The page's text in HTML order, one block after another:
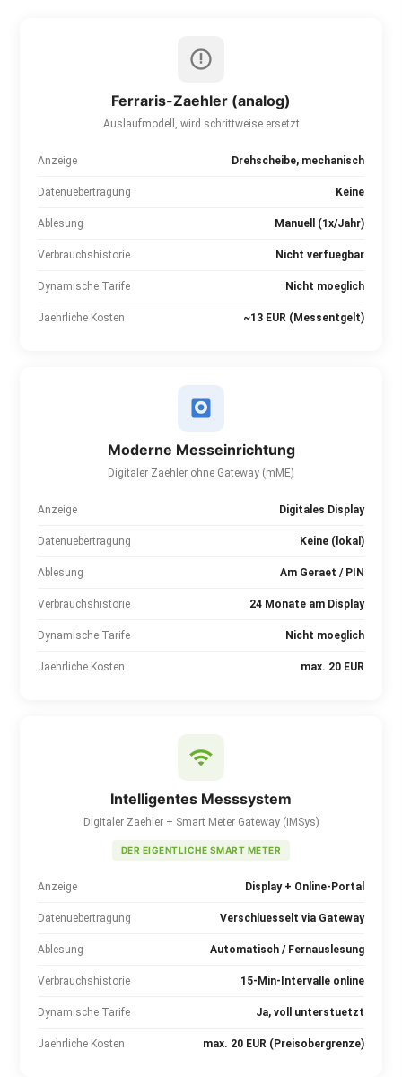
Ferraris-Zaehler (analog)
Auslaufmodell, wird schrittweise ersetzt
Anzeige Drehscheibe, mechanisch
Datenuebertragung Keine
Ablesung Manuell (1x/Jahr)
Verbrauchshistorie Nicht verfuegbar
Dynamische Tarife Nicht moeglich
Jaehrliche Kosten ~13 EUR (Messentgelt)
Moderne Messeinrichtung
Digitaler Zaehler ohne Gateway (mME)
Anzeige Digitales Display
Datenuebertragung Keine (lokal)
Ablesung Am Geraet / PIN
Verbrauchshistorie 24 Monate am Display
Dynamische Tarife Nicht moeglich
Jaehrliche Kosten max. 20 EUR
Intelligentes Messsystem
Digitaler Zaehler + Smart Meter Gateway (iMSys)
DER EIGENTLICHE SMART METER
Anzeige Display + Online-Portal
Datenuebertragung Verschluesselt via Gateway
Ablesung Automatisch / Fernauslesung
Verbrauchshistorie 15-Min-Intervalle online
Dynamische Tarife Ja, voll unterstuetzt
Jaehrliche Kosten max. 20 EUR (Preisobergrenze)